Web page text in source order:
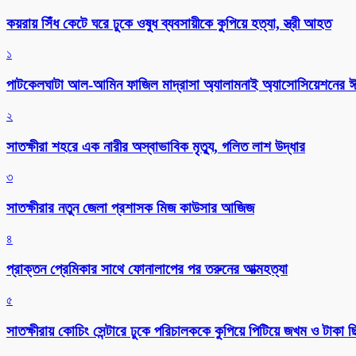
কয়রায় সিঁধ কেটে ঘরে ঢুকে ওষুধ ব্যবসায়ীকে কুপিয়ে হত্যা, স্ত্রী আহত
১
পাটকেলঘাটা আল-আমিন ফাজিল মাদ্রাসা অ্যালামনাই অ্যাসোসিয়েশনের
২
সাতক্ষীরা শহরে এক নারীর অস্বাভাবিক মৃত্যু, গলিত লাশ উদ্ধার
৩
সাতক্ষীরার নতুন জেলা প্রশাসক মিজ কাউসার আজিজ
৪
প্রাক্তন প্রেমিকার সাথে ফোনালাপের পর তরুনের আত্মহত্যা
৫
সাতক্ষীরায় কোচিং সেন্টারে ঢুকে পরিচালককে কুপিয়ে পিটিয়ে জখম ও টাকা